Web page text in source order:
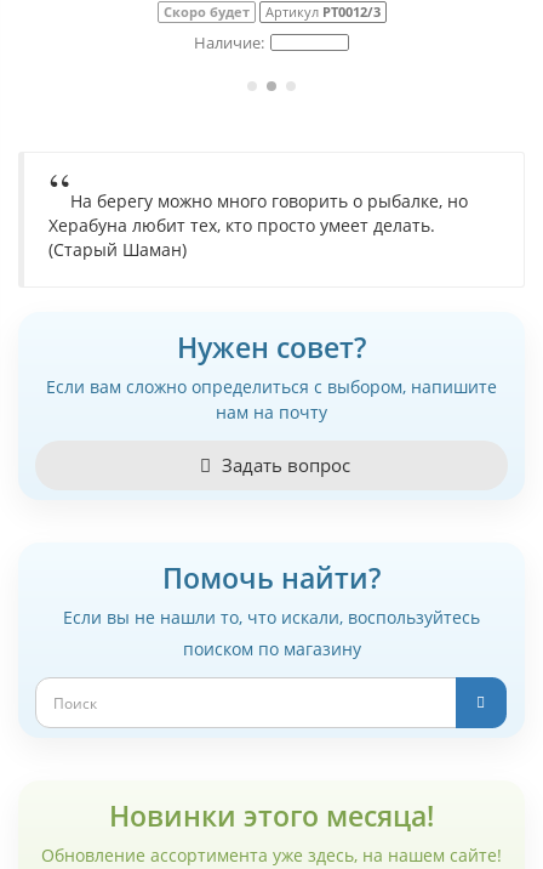
Скоро будет Артикул РТ0012/3
На берегу можно много говорить о рыбалке, но
Херабуна любит тех, кто просто умеет делать.
(Старый Шаман)
Нужен совет?
Если вам сложно определиться с выбором, напишите
нам на почту
Задать вопрос
Помочь найти?
Если вы не нашли то, что искали, воспользуйтесь
поиском по магазину
Новинки этого месяца!
Обновление ассортимента уже здесь, на нашем сайте!